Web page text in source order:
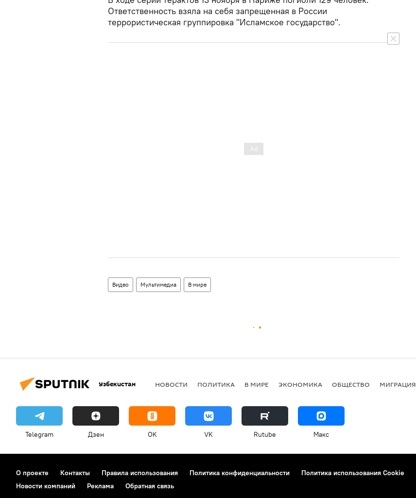
Ответственность взяла на себя запрещенная в России
террористическая группировка "Исламское государство".
Видео Мультимедиа В мире
Узбекистан НОВОСТИ ПОЛИТИКА В МИРЕ ЭКОНОМИКА ОБЩЕСТВО МИГРАЦИЯ
Telegram Дзен OK VK Rutube Макс
О проекте Контакты Правила использования Политика конфиденциальности Политика использования Cookie
Новости компаний
Реклама Обратная связь